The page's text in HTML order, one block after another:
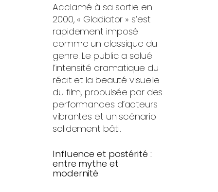
Acclamé à sa sortie en
2000, « Gladiator » s’est
rapidement imposé
comme un classique du
genre. Le public a salué
l’intensité dramatique du
récit et la beauté visuelle
du film, propulsée par des
performances d’acteurs
vibrantes et un scénario
solidement bâti.
Influence et postérité :
entre mythe et
modernité